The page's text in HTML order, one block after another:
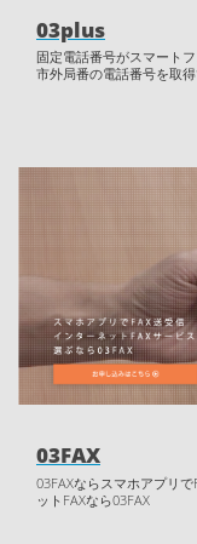
03plus
固定電話番号がスマート
市外局番の電話番号を取得
03FAX
03FAXならスマホアプリ
ットFAXなら03FAX